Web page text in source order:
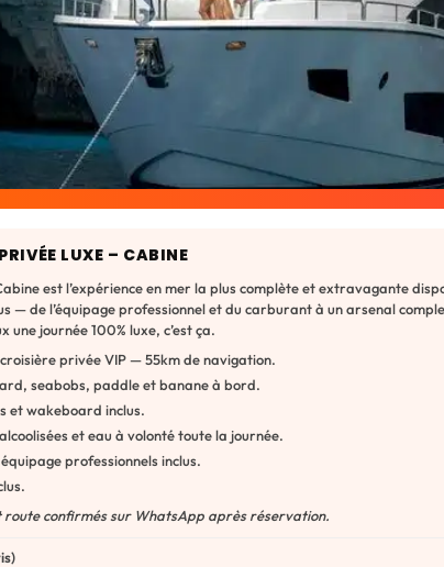
LUXE – CABINE
est l’expérience en mer la plus complète et extravagante
— de l’équipage professionnel et du carburant à un arsenal
une journée 100% luxe, c’est ça.
privée VIP — 55km de navigation.
seabobs, paddle et banane à bord.
et wakeboard inclus.
alcoolisées et eau à volonté toute la journée.
professionnels inclus.
route confirmés sur WhatsApp après réservation.